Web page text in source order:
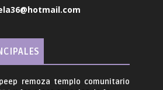
remoza templo comunitario